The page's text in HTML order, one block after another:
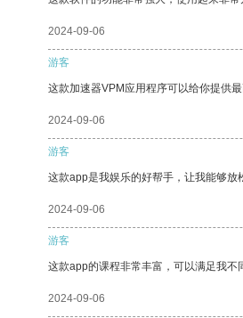
2024-09-06
游客
这款加速器VPM应用程序可以给你提供
2024-09-06
游客
这款app是我娱乐的好帮手，让我能够放
2024-09-06
游客
这款app的课程非常丰富，可以满足我不
2024-09-06